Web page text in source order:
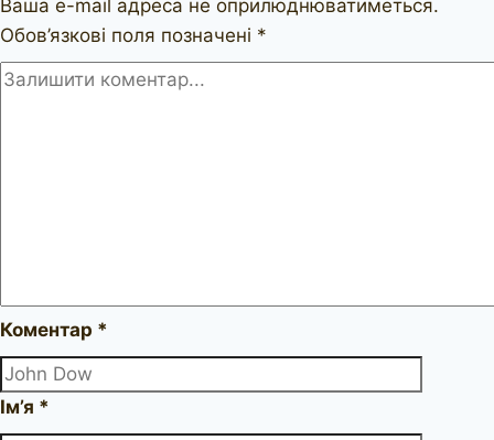
Ваша e-mail адреса не оприлюднюватиметься.
Обов’язкові поля позначені *
Коментар *
Ім’я *